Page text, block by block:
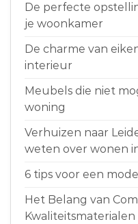
De perfecte
je woonkamer
De charme van
interieur
Meubels die niet
woning
Verhuizen naar
weten over wonen
6 tips voor een
Het Belang van